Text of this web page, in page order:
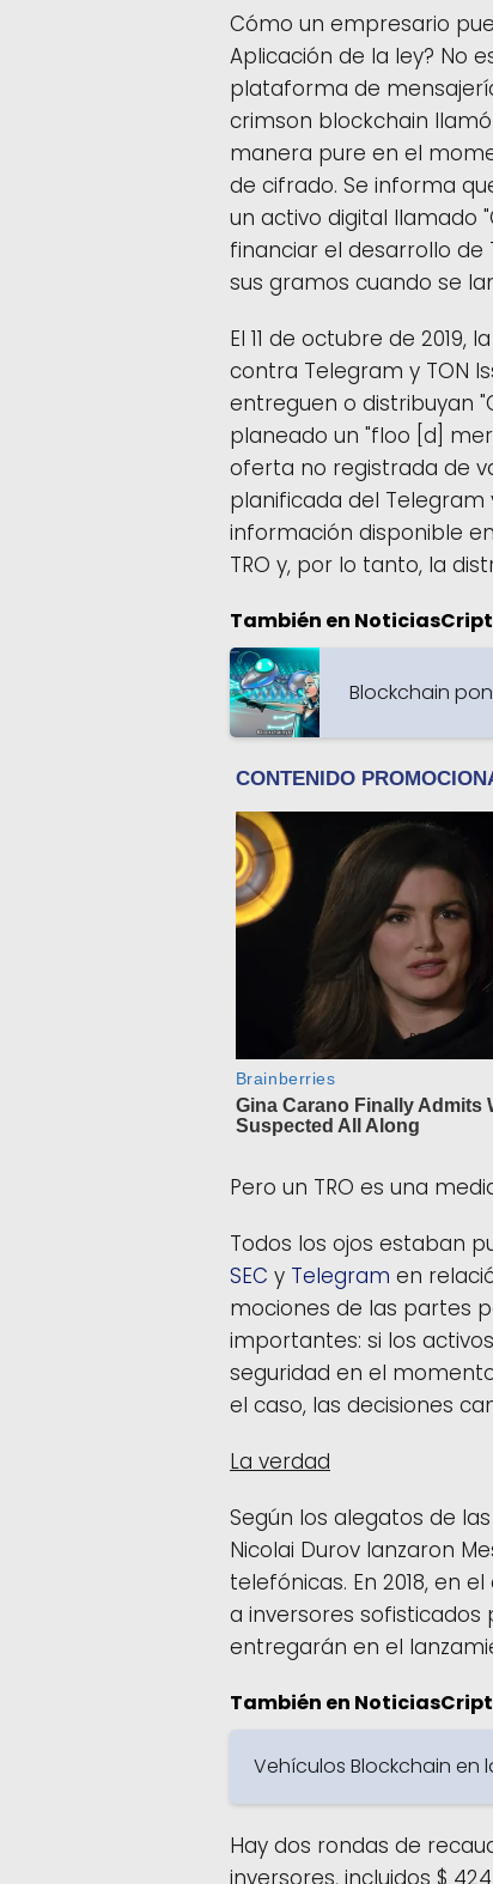
Cómo un empresario
Aplicación de la ley? No
plataforma de
crimson blockchain
manera pure en el
de cifrado. Se informa
un activo digital llamado
financiar el desarrollo de
sus gramos cuando se
El 11 de octubre de
contra Telegram y TON
entreguen o distribuyan
planeado un "floo [d]
oferta no registrada de
planificada del Telegram
información disponible
TRO y, por lo tanto, la
También en
Blockchain
Pero un TRO es una
Todos los ojos estaban
SEC y Telegram en
mociones de las partes
importantes: si los
seguridad en el
el caso, las decisiones
La ​​verdad
Según los alegatos de
Nicolai Durov lanzaron
telefónicas. En 2018, en
a inversores sofisticados
entregarán en el
También en
Vehículos Blockchain en
Hay dos rondas de
inversores, incluidos $